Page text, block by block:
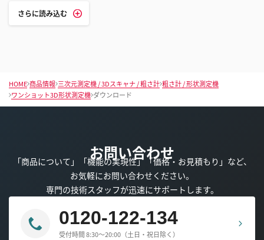
さらに読み込む
HOME 商品情報 三次元測定機 / 3Dスキャナ / 粗さ計 粗さ計 / 形状測定機
ワンショット3D形状測定機 ダウンロード
お問い合わせ
「商品について」「機能の実現性」「価格・お見積もり」など、
お気軽にお問い合わせください。
専門の技術スタッフが迅速にサポートします。
0120-122-134
受付時間 8:30～20:00（土日・祝日除く）